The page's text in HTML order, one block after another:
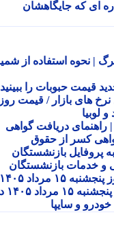
رئال را چید؛ 6 ستاره ای که جایگاهشان
استفاده از شمیم
حبوبات را ببینید /
بازار / قیمت روز
دریافت گواهی
کسر از حقوق
بازنشستگان
بازنشستگان
قیمت خودروهای ایران خودرو سایپا امروز پنجشنبه ۱۵ مرداد ۱۴۰۵ |
قیمت خودروهای ایران خودرو سایپا امروز پنجشنبه ۱۵ مرداد ۱۴۰۵ در
و سایپا